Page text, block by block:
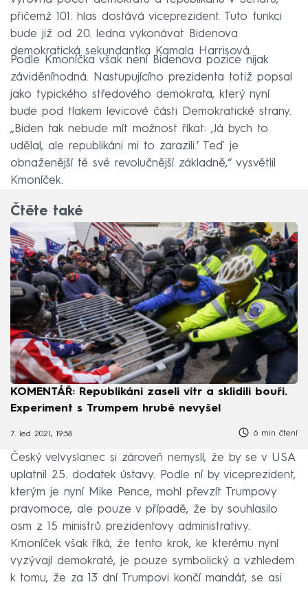
přičemž 101. hlas dostává viceprezident. Tuto funkci
bude již od 20. ledna vykonávat Bidenova
demokratická sekundantka Kamala Harrisová.
Podle Kmoníčka však není Bidenova pozice nijak
záviděníhodná. Nastupujícího prezidenta totiž popsal
jako typického středového demokrata, který nyní
bude pod tlakem levicové části Demokratické strany.
„Biden tak nebude mít možnost říkat: ‚Já bych to
udělal, ale republikáni mi to zarazili.’ Teď je
obnaženější té své revolučnější základně,“ vysvětlil
Kmoníček.
Čtěte také
KOMENTÁŘ: Republikáni zaseli vítr a sklidili bouři.
Experiment s Trumpem hrubě nevyšel
7. led 2021, 19:58 6 min čtení
Český velvyslanec si zároveň nemyslí, že by se v USA
uplatnil 25. dodatek ústavy. Podle ní by viceprezident,
kterým je nyní Mike Pence, mohl převzít Trumpovy
pravomoce, ale pouze v případě, že by souhlasilo
osm z 15 ministrů prezidentovy administrativy.
Kmoníček však říká, že tento krok, ke kterému nyní
vyzývají demokraté, je pouze symbolický a vzhledem
k tomu, že za 13 dní Trumpovi končí mandát, se asi